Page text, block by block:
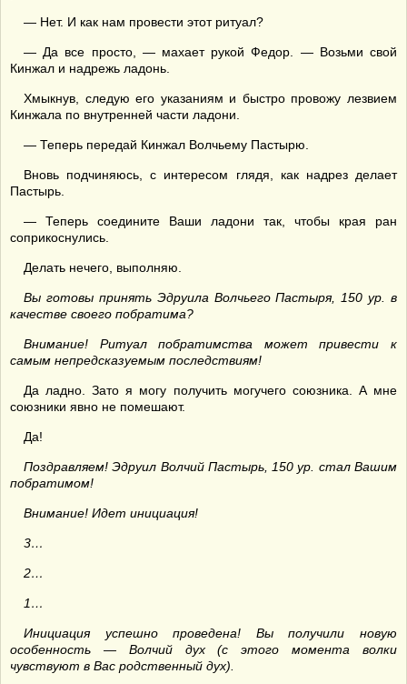
— Нет. И как нам провести этот ритуал?
— Да все просто, — махает рукой Федор. — Возьми свой
Кинжал и надрежь ладонь.
Хмыкнув, следую его указаниям и быстро провожу лезвием
Кинжала по внутренней части ладони.
— Теперь передай Кинжал Волчьему Пастырю.
Вновь подчиняюсь, с интересом глядя, как надрез делает
Пастырь.
— Теперь соедините Ваши ладони так, чтобы края ран
соприкоснулись.
Делать нечего, выполняю.
Вы готовы принять Эдруила Волчьего Пастыря, 150 ур. в
качестве своего побратима?
Внимание! Ритуал побратимства может привести к
самым непредсказуемым последствиям!
Да ладно. Зато я могу получить могучего союзника. А мне
союзники явно не помешают.
Да!
Поздравляем! Эдруил Волчий Пастырь, 150 ур. стал Вашим
побратимом!
Внимание! Идет инициация!
3…
2…
1…
Инициация успешно проведена! Вы получили новую
особенность — Волчий дух (с этого момента волки
чувствуют в Вас родственный дух).